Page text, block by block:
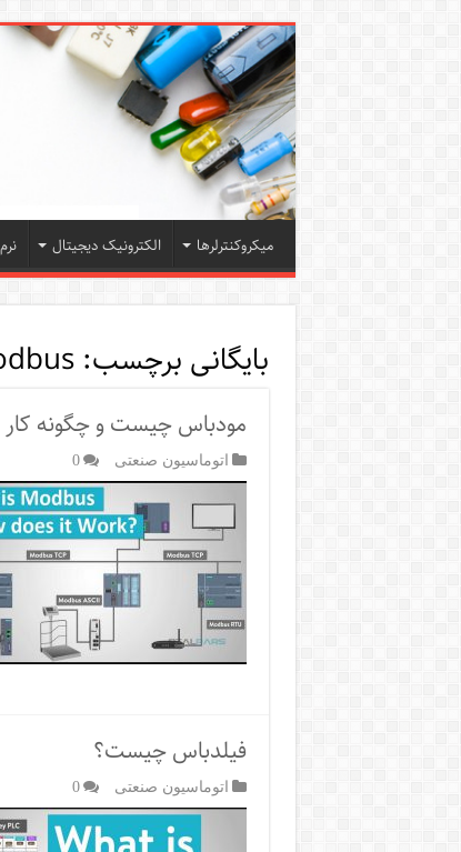
میکروکنترلرها الکترونیک دیجیتال
بایگانی برچسب:
مودباس چیست و چگونه
اتوماسیون صنعتی 0
فیلدباس چیست؟
اتوماسیون صنعتی 0